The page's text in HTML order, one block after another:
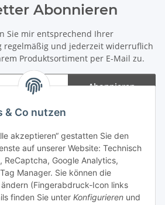
& Co nutzen
akzeptieren“ gestatten Sie den
auf unserer Website: Technisch
ReCaptcha, Google Analytics,
Manager. Sie können die
(Fingerabdruck-Icon links
finden Sie unter Konfigurieren und
Abonnieren
Sie mir entsprechend Ihrer
regelmäßig und jederzeit widerruflich
Produktsortiment per E-Mail zu.
Abonnieren
Umgebung